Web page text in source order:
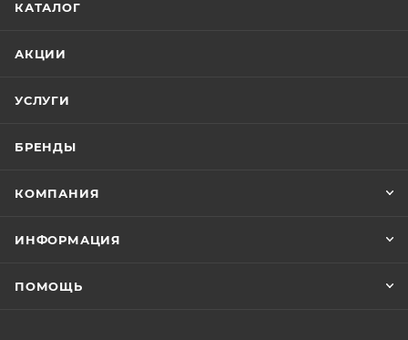
КАТАЛОГ
АКЦИИ
УСЛУГИ
БРЕНДЫ
КОМПАНИЯ
ИНФОРМАЦИЯ
ПОМОЩЬ